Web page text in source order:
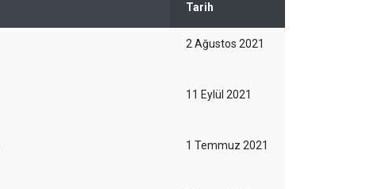
Tarih
2 Ağustos 2021
11 Eylül 2021
1 Temmuz 2021